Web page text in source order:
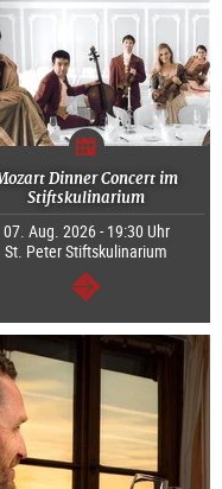
Dinner Concert im
Stiftskulinarium
07. Aug. 2026 - 19:30 Uhr
St. Peter Stiftskulinarium
weiter